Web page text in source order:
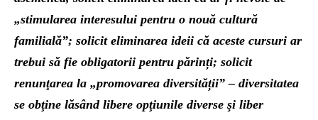
„stimularea interesului pentru o nouă cultură
familială”; solicit eliminarea ideii că aceste cursuri ar
trebui să fie obligatorii pentru părinți; solicit
renunţarea la „promovarea diversității” – diversitatea
se obţine lăsând libere opţiunile diverse şi liber